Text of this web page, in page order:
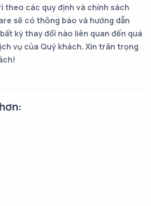
theo các quy định và chính sách
sẽ có thông báo và hướng dẫn
kỳ thay đổi nào liên quan đến quá
vụ của Quý khách. Xin trân trọng